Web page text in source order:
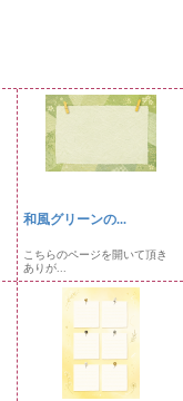
和風グリーンの...
こちらのページを開いて頂き
ありが...